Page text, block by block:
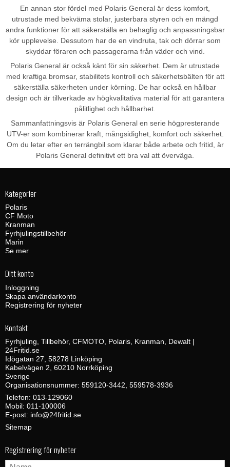
En annan stor fördel med Polaris General är dess komfort,
utrustade med bekväma stolar, justerbara styren och en mängd
andra funktioner för att säkerställa en behaglig och anpassningsbar
kör upplevelse. Dessutom har de en vindruta, tak och dörrar som
skyddar föraren och passagerarna från väder och vind.
Polaris General är också känt för sin säkerhet. Dem är utrustade
med kraftiga bromsar, stabilitets kontroll och säkerhetsbälten för att
säkerställa säkerheten under körning. De har också en hållbar
design och är tillverkade av högkvalitativa material för att garantera
pålitlighet och hållbarhet.
Sammanfattningsvis är Polaris General en serie högpresterande
UTV-er som kombinerar kraft, mångsidighet, komfort och säkerhet.
Om du letar efter en terrängbil som klarar både arbete och fritid, är
Polaris General definitivt ett bra val att överväga.
Kategorier
Polaris
CF Moto
Kranman
Fyrhjulingstillbehör
Marin
Se mer
Ditt konto
Inloggning
Skapa användarkonto
Registrering för nyheter
Kontakt
Fyrhjuling, Tillbehör, CFMOTO, Polaris, Kranman, Dewalt |
24Fritid.se
Idögatan 27, 58278 Linköping
Kabelvägen 2, 60210 Norrköping
Sverige
Organisationsnummer: 559120-3442, 559578-3936
Telefon: 013-129060
Mobil: 011-100006
E-post: info@24fritid.se
Sitemap
Registrering för nyheter